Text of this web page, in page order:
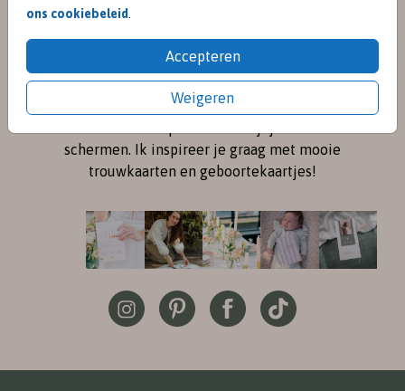
ons cookiebeleid
Accepteren
Weigeren
meet me on
SOCIAL MEDIA
Instagramen
schermen. Ik inspireer je graag met mooie
trouwkaarten en geboortekaartjes!